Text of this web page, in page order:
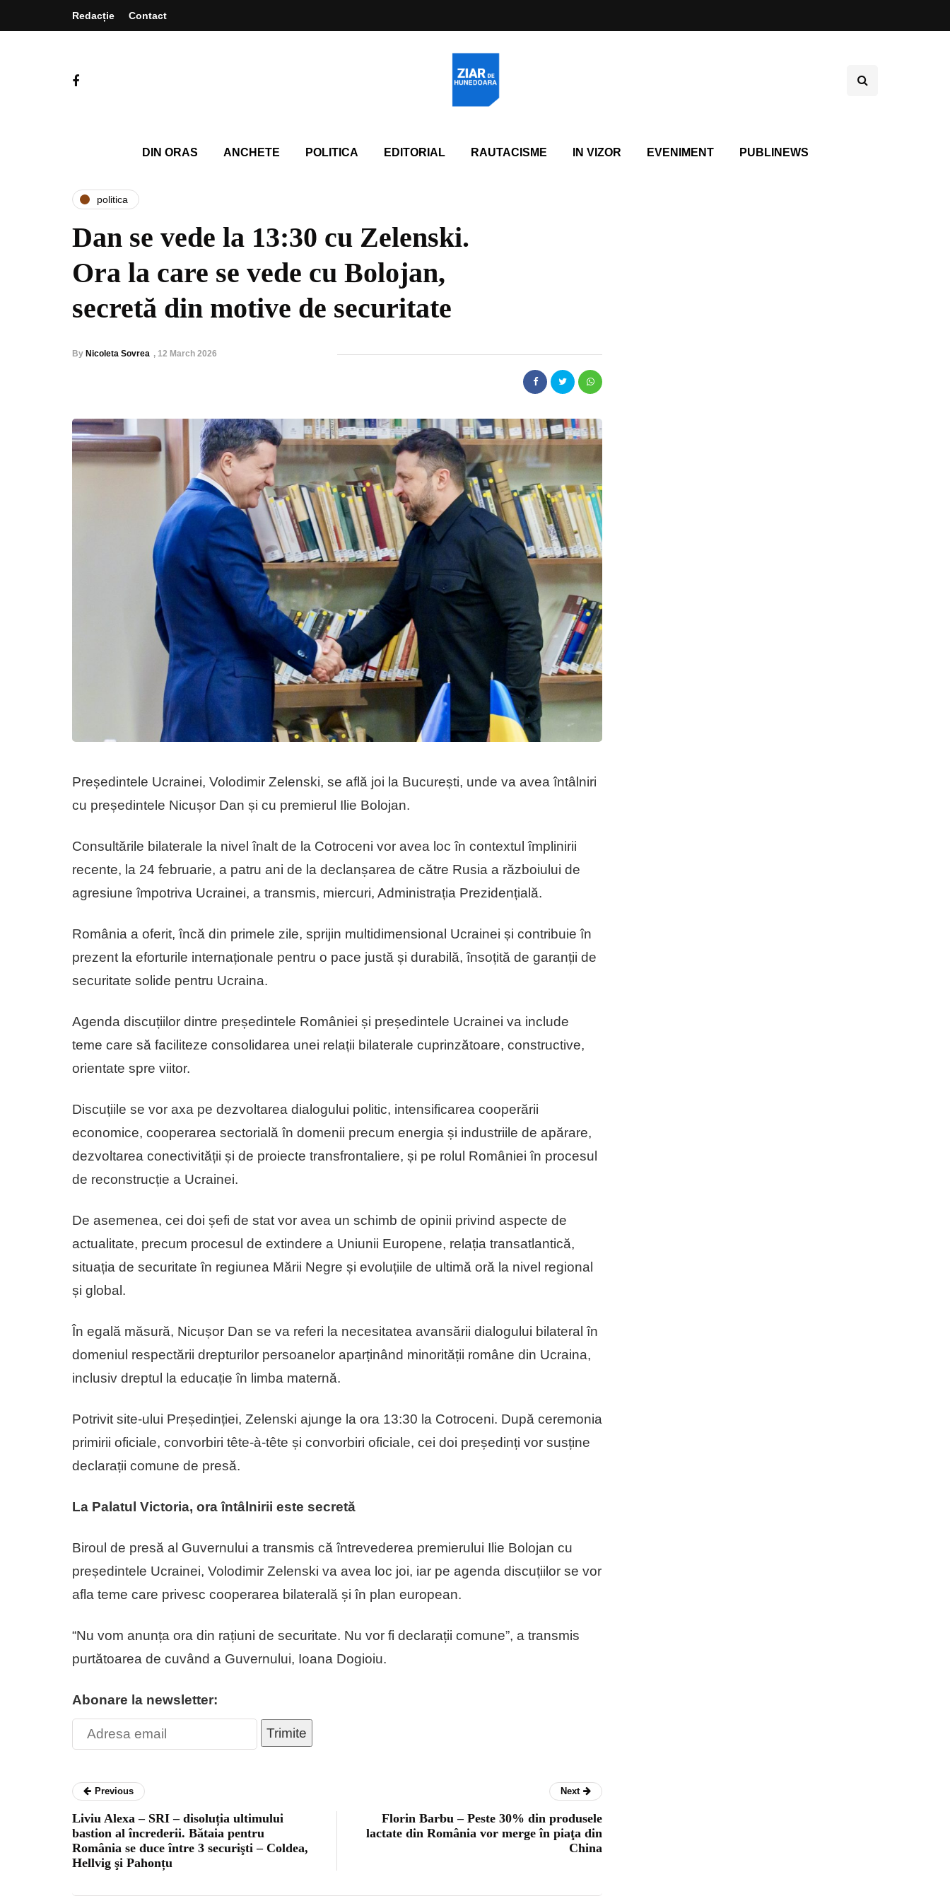
Redacție Contact
DIN ORAS ANCHETE POLITICA EDITORIAL RAUTACISME IN VIZOR EVENIMENT PUBLINEWS
politica
Dan se vede la 13:30 cu Zelenski.
Ora la care se vede cu Bolojan,
secretă din motive de securitate
By Nicoleta Sovrea , 12 March 2026
Președintele Ucrainei, Volodimir Zelenski, se află joi la București, unde va avea întâlniri
cu președintele Nicușor Dan și cu premierul Ilie Bolojan.
Consultările bilaterale la nivel înalt de la Cotroceni vor avea loc în contextul împlinirii
recente, la 24 februarie, a patru ani de la declanșarea de către Rusia a războiului de
agresiune împotriva Ucrainei, a transmis, miercuri, Administrația Prezidențială.
România a oferit, încă din primele zile, sprijin multidimensional Ucrainei și contribuie în
prezent la eforturile internaționale pentru o pace justă și durabilă, însoțită de garanții de
securitate solide pentru Ucraina.
Agenda discuțiilor dintre președintele României și președintele Ucrainei va include
teme care să faciliteze consolidarea unei relații bilaterale cuprinzătoare, constructive,
orientate spre viitor.
Discuțiile se vor axa pe dezvoltarea dialogului politic, intensificarea cooperării
economice, cooperarea sectorială în domenii precum energia și industriile de apărare,
dezvoltarea conectivității și de proiecte transfrontaliere, și pe rolul României în procesul
de reconstrucție a Ucrainei.
De asemenea, cei doi șefi de stat vor avea un schimb de opinii privind aspecte de
actualitate, precum procesul de extindere a Uniunii Europene, relația transatlantică,
situația de securitate în regiunea Mării Negre și evoluțiile de ultimă oră la nivel regional
și global.
În egală măsură, Nicușor Dan se va referi la necesitatea avansării dialogului bilateral în
domeniul respectării drepturilor persoanelor aparținând minorității române din Ucraina,
inclusiv dreptul la educație în limba maternă.
Potrivit site-ului Președinției, Zelenski ajunge la ora 13:30 la Cotroceni. După ceremonia
primirii oficiale, convorbiri tête-à-tête și convorbiri oficiale, cei doi președinți vor susține
declarații comune de presă.
La Palatul Victoria, ora întâlnirii este secretă
Biroul de presă al Guvernului a transmis că întrevederea premierului Ilie Bolojan cu
președintele Ucrainei, Volodimir Zelenski va avea loc joi, iar pe agenda discuțiilor se vor
afla teme care privesc cooperarea bilaterală și în plan european.
“Nu vom anunța ora din rațiuni de securitate. Nu vor fi declarații comune”, a transmis
purtătoarea de cuvând a Guvernului, Ioana Dogioiu.
Abonare la newsletter:
Trimite
Previous
Liviu Alexa – SRI – disoluția ultimului
bastion al încrederii. Bǎtaia pentru
România se duce între 3 securişti – Coldea,
Hellvig şi Pahonțu
Next
Florin Barbu – Peste 30% din produsele
lactate din România vor merge în piaţa din
China